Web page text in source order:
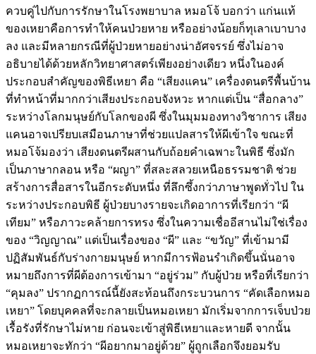
ควบคู่ไปกับการรักษาในโรงพยาบาล หมอโจ้ บอกว่า แก่นแท้
ของเหยาคือการทำให้คนป่วยหาย หรืออย่างน้อยก็ทุเลาเบาบาง
ลง และมีหลายกรณีที่ผู้ป่วยหายอย่างน่าอัศจรรย์ ซึ่งไม่อาจ
อธิบายได้ด้วยหลักวิทยาศาสตร์เพียงอย่างเดียว หนึ่งในองค์
ประกอบสำคัญของพิธีเหยา คือ “เสียงแคน” เครื่องดนตรีพื้นบ้าน
ที่ทำหน้าที่มากกว่าเสียงประกอบจังหวะ หากแต่เป็น “สื่อกลาง”
ระหว่างโลกมนุษย์กับโลกของผี ซึ่งในมุมมองทางวิชาการ เสียง
แคนอาจเปรียบเสมือนภาษาที่ช่วยแปลสารให้ผีเข้าใจ ขณะที่
หมอโจ้มองว่า เสียงดนตรีผสานกับถ้อยคำเฉพาะในพิธี ซึ่งมัก
เป็นภาษากลอน หรือ “ผญา” ที่สละสลวยเหนือธรรมชาติ ช่วย
สร้างการสื่อสารในอีกระดับหนึ่ง ที่ลึกซึ้งกว่าภาษาพูดทั่วไป ใน
ระหว่างประกอบพิธี ผู้ป่วยบางรายจะเกิดอาการที่เรียกว่า “ผี
เทียม” หรือภาวะคล้ายการทรง ซึ่งในความเชื่ออีสานไม่ใช่เรื่อง
ของ “วิญญาณ” แต่เป็นเรื่องของ “ผี” และ “ขวัญ” ที่เข้ามามี
ปฏิสัมพันธ์กับร่างกายมนุษย์ หากมีการฟ้อนรำเกิดขึ้นนั่นอาจ
หมายถึงการที่ผีต้องการเข้ามา “อยู่ร่วม” กับผู้ป่วย หรือที่เรียกว่า
“คุมลง” ปรากฏการณ์นี้ยังสะท้อนถึงกระบวนการ “คัดเลือกหมอ
เหยา” โดยบุคคลที่จะกลายเป็นหมอเหยา มักเริ่มจากการเจ็บป่วย
เรื้อรังที่รักษาไม่หาย ก่อนจะเข้าสู่พิธีเหยาและหายดี จากนั้น
หมอเหยาจะทักว่า “ผีอยากมาอยู่ด้วย” ผู้ถูกเลือกจึงยอมรับ